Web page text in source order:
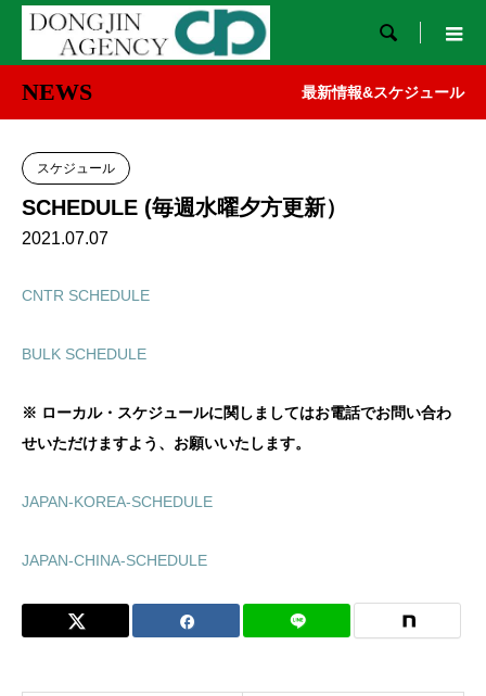

NEWS 最新情報&スケジュール
スケジュール
SCHEDULE (毎週水曜夕方更新）
2021.07.07
CNTR SCHEDULE
BULK SCHEDULE
※ ローカル・スケジュールに関しましてはお電話でお問い合わ
せいただけますよう、お願いいたします。
JAPAN-KOREA-SCHEDULE
JAPAN-CHINA-SCHEDULE